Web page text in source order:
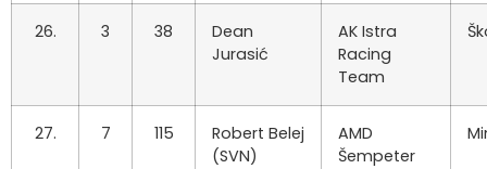
26. 3 38
Dean
Jurasić
AK Istra
Racing
Team
27. 7 115
Robert Belej
(SVN)
AMD
Šempeter